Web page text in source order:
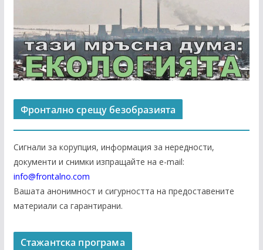
Фронтално срещу безобразията
Сигнали за корупция, информация за нередности,
документи и снимки изпращайте на е-mail:
info@frontalno.com
Вашата анонимност и сигурността на предоставените
материали са гарантирани.
Стажантска програма